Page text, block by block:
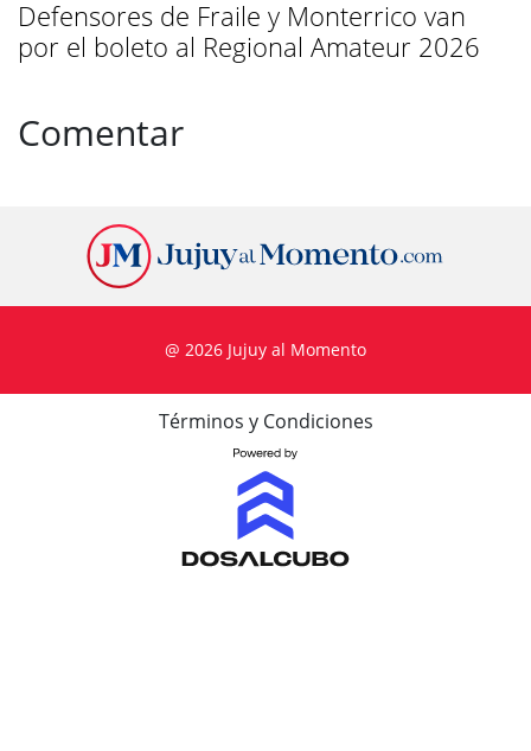
Defensores de Fraile y Monterrico van
por el boleto al Regional Amateur 2026
Comentar
@ 2026 Jujuy al Momento
Términos y Condiciones